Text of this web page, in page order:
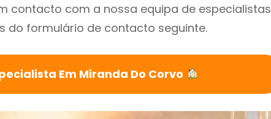
contacto com a nossa equipa de especialistas
do formulário de contacto seguinte.
Em Miranda Do Corvo